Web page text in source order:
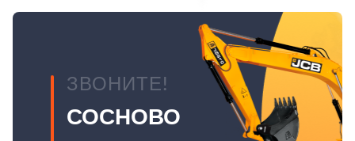
ЗВОНИТЕ!
СОСНОВО